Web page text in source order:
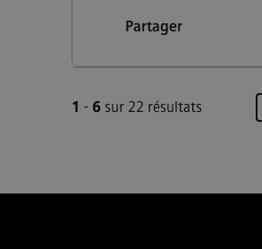
Partager
1 - 6 sur 22 résultats